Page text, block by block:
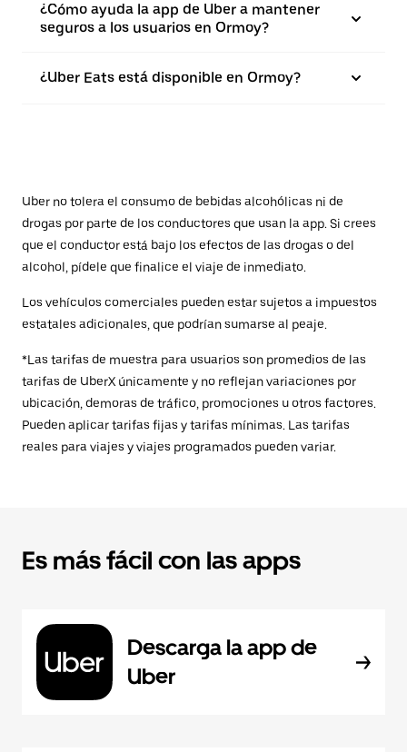
¿Cómo ayuda la app de Uber a mantener
seguros a los usuarios en Ormoy?
¿Uber Eats está disponible en Ormoy?
Uber no tolera el consumo de bebidas alcohólicas ni de
drogas por parte de los conductores que usan la app. Si crees
que el conductor está bajo los efectos de las drogas o del
alcohol, pídele que finalice el viaje de inmediato.
Los vehículos comerciales pueden estar sujetos a impuestos
estatales adicionales, que podrían sumarse al peaje.
*Las tarifas de muestra para usuarios son promedios de las
tarifas de UberX únicamente y no reflejan variaciones por
ubicación, demoras de tráfico, promociones u otros factores.
Pueden aplicar tarifas fijas y tarifas mínimas. Las tarifas
reales para viajes y viajes programados pueden variar.
Es más fácil con las apps
Descarga la app de
Uber